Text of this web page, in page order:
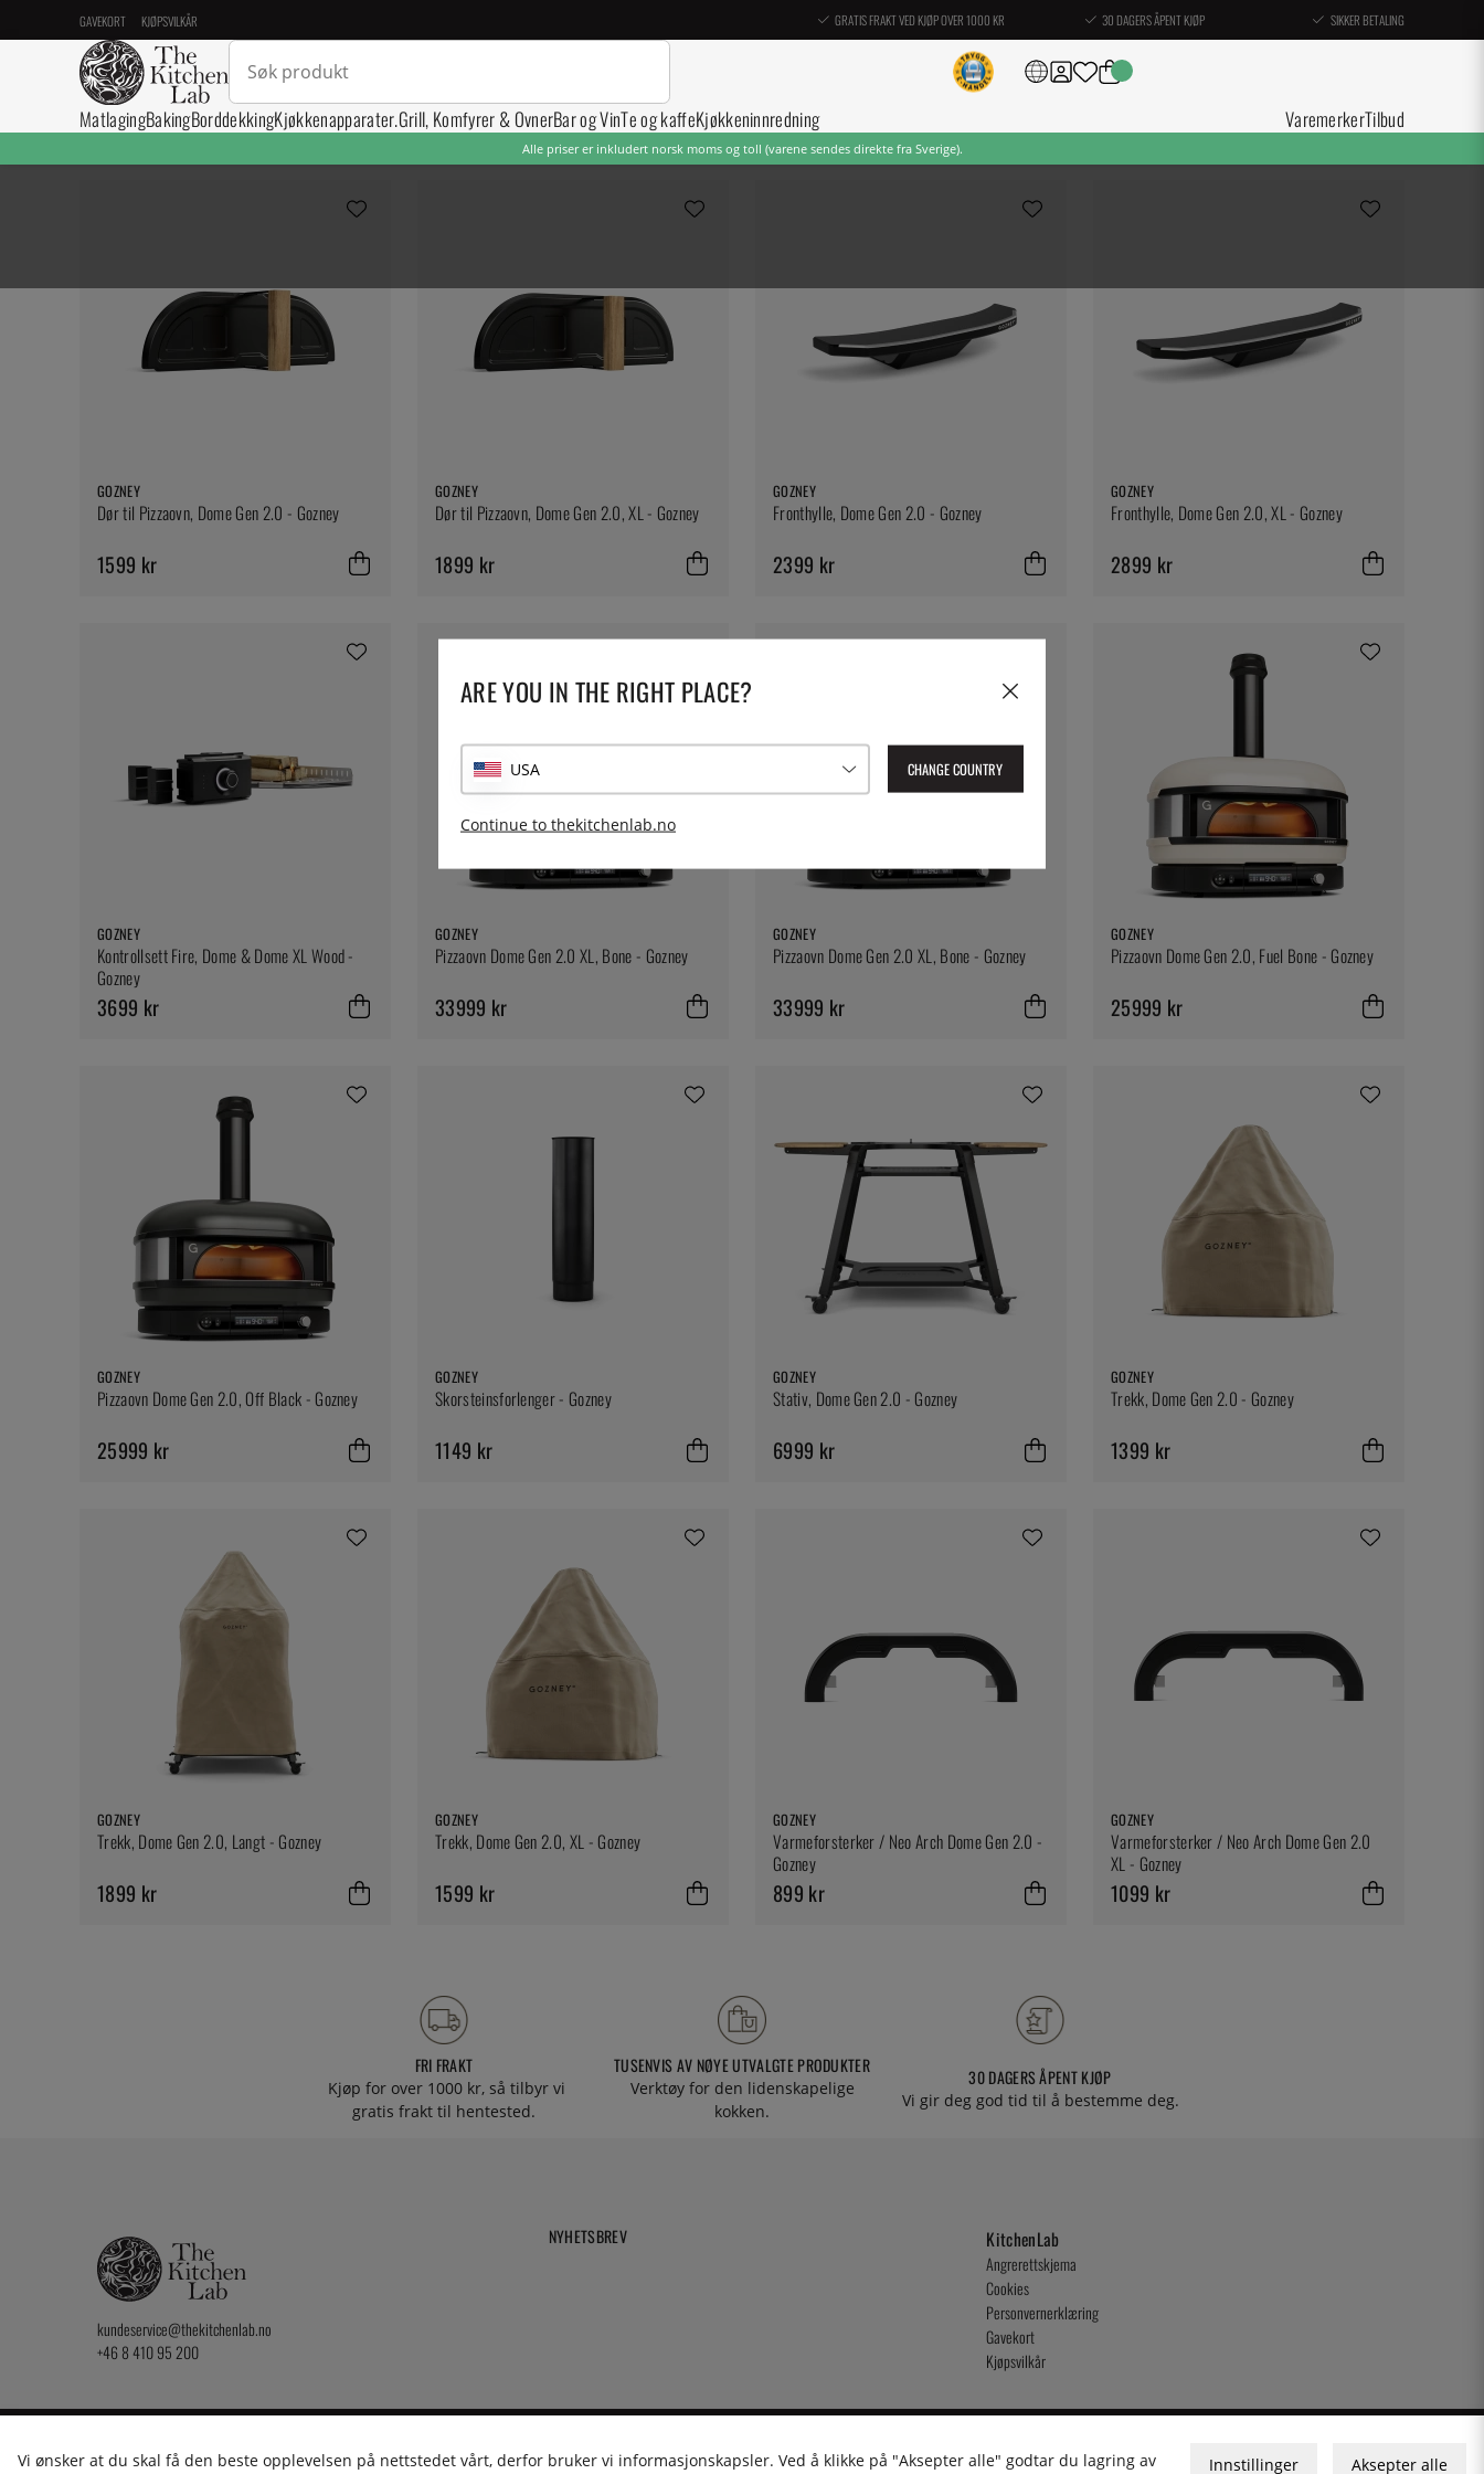
GAVEKORT KJØPSVILKÅR GRATIS FRAKT VED KJØP OVER 1000 KR 30 DAGERS ÅPENT KJØP SIKKER BETALING
MatlagingBakingBorddekkingKjøkkenapparater.Grill, Komfyrer & OvnerBar og VinTe og kaffeKjøkkeninnredning VaremerkerTilbud
Alle priser er inkludert norsk moms og toll (varene sendes direkte fra Sverige).
GOZNEY
Dør til Pizzaovn, Dome Gen 2.0 - Gozney
1599 kr
GOZNEY
Dør til Pizzaovn, Dome Gen 2.0, XL - Gozney
1899 kr
GOZNEY
Fronthylle, Dome Gen 2.0 - Gozney
2399 kr
GOZNEY
Fronthylle, Dome Gen 2.0, XL - Gozney
2899 kr
GOZNEY
Kontrollsett Fire, Dome & Dome XL Wood -
Gozney
3699 kr
GOZNEY
Pizzaovn Dome Gen 2.0 XL, Bone - Gozney
33999 kr
GOZNEY
Pizzaovn Dome Gen 2.0 XL, Bone - Gozney
33999 kr
GOZNEY
Pizzaovn Dome Gen 2.0, Fuel Bone - Gozney
25999 kr
GOZNEY
Pizzaovn Dome Gen 2.0, Off Black - Gozney
25999 kr
GOZNEY
Skorsteinsforlenger - Gozney
1149 kr
GOZNEY
Stativ, Dome Gen 2.0 - Gozney
6999 kr
GOZNEY
Trekk, Dome Gen 2.0 - Gozney
1399 kr
GOZNEY
Trekk, Dome Gen 2.0, Langt - Gozney
1899 kr
GOZNEY
Trekk, Dome Gen 2.0, XL - Gozney
1599 kr
GOZNEY
Varmeforsterker / Neo Arch Dome Gen 2.0 -
Gozney
899 kr
GOZNEY
Varmeforsterker / Neo Arch Dome Gen 2.0
XL - Gozney
1099 kr
FRI FRAKT
Kjøp for over 1000 kr, så tilbyr vi
gratis frakt til hentested.
TUSENVIS AV NØYE UTVALGTE PRODUKTER
Verktøy for den lidenskapelige
kokken.
30 DAGERS ÅPENT KJØP
Vi gir deg god tid til å bestemme deg.
kundeservice@thekitchenlab.no
+46 8 410 95 200
NYHETSBREV KitchenLab
Angrerettskjema
Cookies
Personvernerklæring
Gavekort
Kjøpsvilkår
2026 KitchenLab AB
Vi ønsker at du skal få den beste opplevelsen på nettstedet vårt, derfor bruker vi informasjonskapsler. Ved å klikke på "Aksepter alle" godtar du lagring av
Innstillinger Aksepter alle
ARE YOU IN THE RIGHT PLACE?
USA CHANGE COUNTRY
Continue to thekitchenlab.no